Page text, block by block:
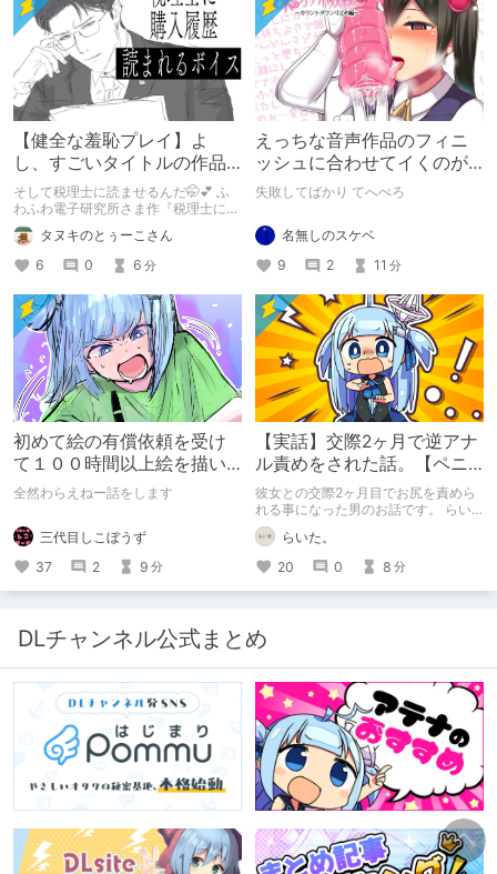
【健全な羞恥プレイ】よ
し、すごいタイトルの作品
をまた買おう。【湧き上が
る不健全な気持ち】
そして税理士に読ませるんだ🤭💕 ふ
わふわ電子研究所さま作『税理士に購
入履歴読まれるボイス』の感想レビュ
ーです！タヌキのとぅーこさん
6
0 6 分
えっちな音声作品のフィニ
ッシュに合わせてイくのが
下手すぎる【失敗した話】
失敗してばかり てへぺろ
名無しのスケベ
9
2 11 分
初めて絵の有償依頼を受け
て１００時間以上絵を描い
た話
全然わらえねー話をします
三代目しこぼうず
37
2 9 分
【実話】交際2ヶ月で逆アナ
ル責めをされた話。【ペニ
バン】
彼女との交際2ヶ月目でお尻を責めら
れる事になった男のお話です。 らい
た。のエチエチ体験談#2【逆アナ
ル】 らいた。
20
0 8 分
DLチャンネル公式まとめ